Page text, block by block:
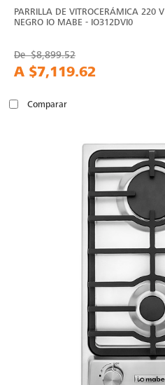
PARRILLA DE VITROCERÁMICA 220
NEGRO IO MABE - IO312DVI0
De$8,899.52
A $7,119.62
Comparar